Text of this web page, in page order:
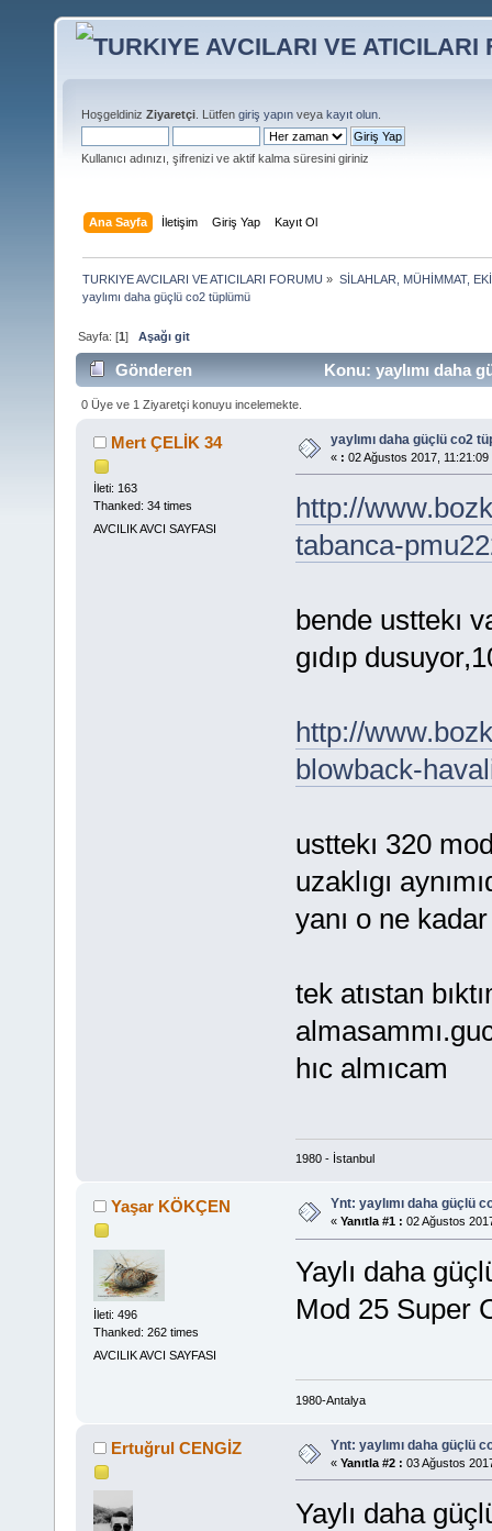
Hoşgeldiniz Ziyaretçi . Lütfen giriş yapın veya kayıt olun
Kullanıcı adınızı, şifrenizi ve aktif kalma süresini giriniz
Ana Sayfa İletişim Giriş Yap Kayıt Ol
TURKIYE AVCILARI VE ATICILARI FORUMU » SİLAHLAR, MÜHİMMAT,
yaylımı daha güçlü co2 tüplümü
Sayfa: [1]Aşağı git
Gönderen Konu: yaylımı daha
0 Üye ve 1 Ziyaretçi konuyu incelemekte.
Mert ÇELİK 34
İleti: 163
Thanked: 34 times
AVCILIK AVCI SAYFASI
yaylımı daha güçlü co2
« : 02 Ağustos 2017, 11:21:09
http://
tabanca-
bende usttekı
gıdıp
http://
blowback-
usttekı 320
uzaklıgı
yanı o ne
tek atıstan
hıc almıcam
1980 - İstanbul
Yaşar KÖKÇEN
İleti: 496
Thanked: 262 times
AVCILIK AVCI SAYFASI
Ynt: yaylımı daha güçlü
« Yanıtla #1 : 02 Ağustos
Yaylı daha
Mod 25 Super
1980-Antalya
Ertuğrul CENGİZ Ynt: yaylımı daha güçlü
« Yanıtla #2 : 03 Ağustos
Yaylı daha